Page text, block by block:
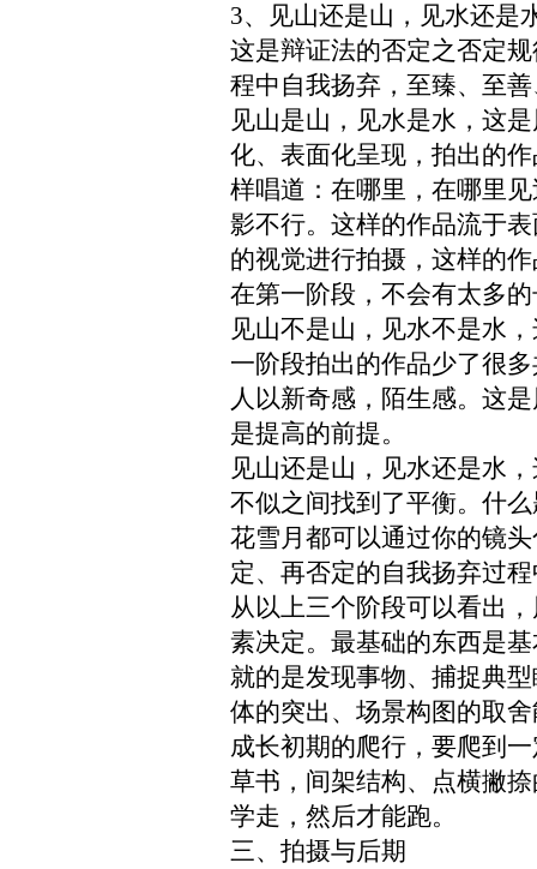
3、见山还是山，见水还是
这是辩证法的否定之否定
程中自我扬弃，至臻、至
见山是山，见水是水，这
化、表面化呈现，拍出的
样唱道：在哪里，在哪里
影不行。这样的作品流于
的视觉进行拍摄，这样的
在第一阶段，不会有太多
见山不是山，见水不是水
一阶段拍出的作品少了很
人以新奇感，陌生感。这
是提高的前提。
见山还是山，见水还是水
不似之间找到了平衡。什
花雪月都可以通过你的镜
定、再否定的自我扬弃过
从以上三个阶段可以看出
素决定。最基础的东西是
就的是发现事物、捕捉典
体的突出、场景构图的取
成长初期的爬行，要爬到
草书，间架结构、点横撇
学走，然后才能跑。
三、拍摄与后期